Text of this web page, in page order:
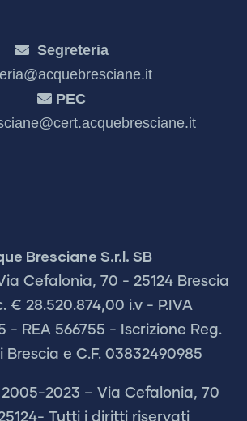
Segreteria
PEC
Bresciane S.r.l. SB
Cefalonia, 70 - 25124 Brescia
€ 28.520.874,00 i.v - P.IVA
- REA 566755 - Iscrizione Reg.
Brescia e C.F. 03832490985
2023 – Via Cefalonia, 70
Tutti i diritti riservati